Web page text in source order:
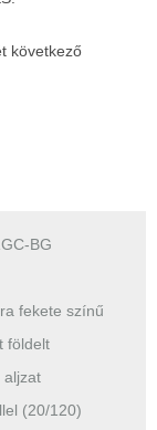
következő
BG
fekete színű
földelt
aljzat
(20/120)